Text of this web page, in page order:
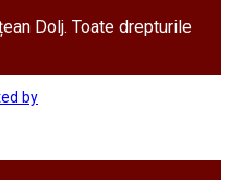
Dolj. Toate drepturile
by